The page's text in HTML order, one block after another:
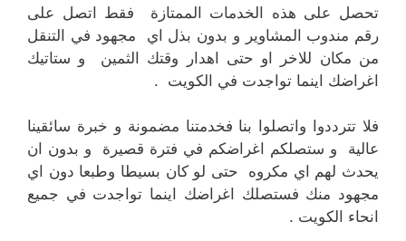
تحصل على هذه الخدمات الممتازة فقط اتصل على
رقم مندوب المشاوير و بدون بذل اي مجهود في التنقل
من مكان للاخر او حتى اهدار وقتك الثمين و ستاتيك
اغراضك اينما تواجدت في الكويت .
فلا تترددوا واتصلوا بنا فخدمتنا مضمونة و خبرة سائقينا
عالية و ستصلكم اغراضكم في فترة قصيرة و بدون ان
يحدث لهم اي مكروه حتى لو كان بسيطا وطبعا دون اي
مجهود منك فستصلك اغراضك اينما تواجدت في جميع
انحاء الكويت .